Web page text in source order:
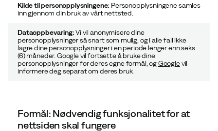
Kilde til personopplysningene: Personopplysningene samles
inn gjennom din bruk av vårt nettsted.
Dataoppbevaring:Vi vil anonymisere dine
personopplysninger så snart som mulig, og i alle fall ikke
lagre dine personopplysninger i en periode lenger enn seks
(6) måneder. Google vil fortsette å bruke dine
personopplysninger for deres egne formål, ogGooglevil
informere deg separat om deres bruk.
Formål: Nødvendig funksjonalitet for at
nettsiden skal fungere